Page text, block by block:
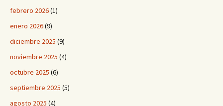
febrero 2026(1)
enero 2026(9)
diciembre 2025 (9)
noviembre 2025 (4)
octubre 2025 (6)
septiembre 2025 (5)
agosto 2025 (4)